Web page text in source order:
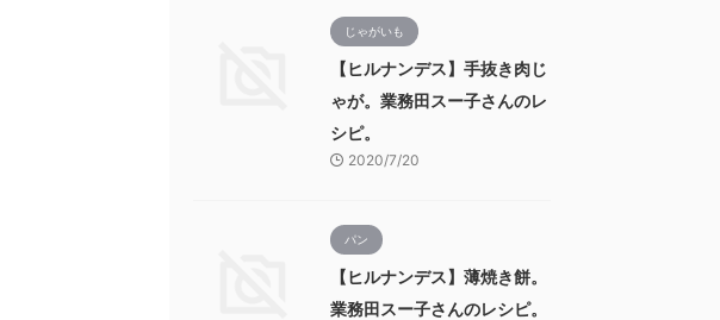
じゃがいも
【ヒルナンデス】手抜き肉じ
ゃが。業務田スー子さんのレ
シピ。
2020/7/20
パン
【ヒルナンデス】薄焼き餅。
業務田スー子さんのレシピ。